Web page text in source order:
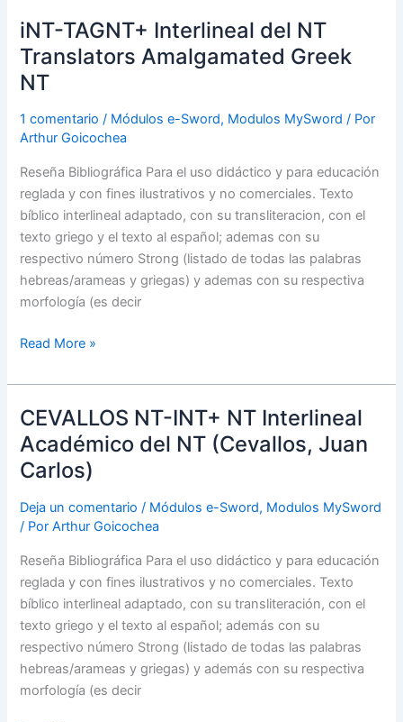
iNT-TAGNT+ Interlineal del NT
Translators Amalgamated Greek
NT
1 comentario / Módulos e-Sword, Modulos MySword / Por
Arthur Goicochea
Reseña Bibliográfica Para el uso didáctico y para educación
reglada y con fines ilustrativos y no comerciales. Texto
bíblico interlineal adaptado, con su transliteracion, con el
texto griego y el texto al español; ademas con su
respectivo número Strong (listado de todas las palabras
hebreas/arameas y griegas) y ademas con su respectiva
morfología (es decir
iNT-
TAGNT+
Interlineal
del
NT
Translators
Greek
NT
Read More »
CEVALLOS NT-INT+ NT Interlineal
Académico del NT (Cevallos, Juan
Carlos)
Deja un comentario / Módulos e-Sword, Modulos MySword
/ PorArthur Goicochea
Reseña Bibliográfica Para el uso didáctico y para educación
reglada y con fines ilustrativos y no comerciales. Texto
bíblico interlineal adaptado, con su transliteración, con el
texto griego y el texto al español; además con su
respectivo número Strong (listado de todas las palabras
hebreas/arameas y griegas) y además con su respectiva
morfología (es decir
CEVALLOS
NT-
INT+
NT
Interlineal
Académico
NT
(Cevallos,
Juan
Carlos)